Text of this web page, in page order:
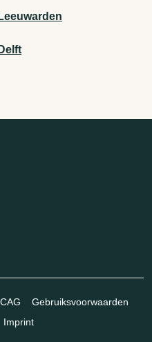
Leeuwarden
Delft
Gebruiksvoorwaarden
Imprint